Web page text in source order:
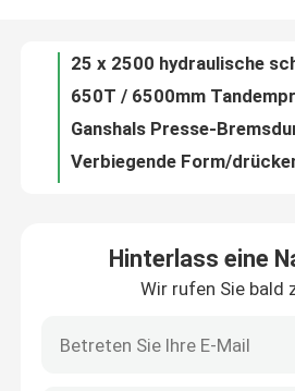
Kontakt
Neuigkeiten
Kegelförmige
Hinterlass eine
Wir rufen Sie bald